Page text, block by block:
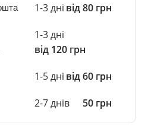
1-3 дні від 80 грн
1-3 дні
від 120 грн
1-5 дні від 60 грн
2-7 днів 50 грн